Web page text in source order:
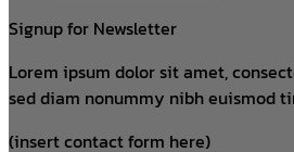
Signup for Newsletter
Lorem ipsum dolor sit amet,
sed diam nonummy nibh euismod
(insert contact form here)